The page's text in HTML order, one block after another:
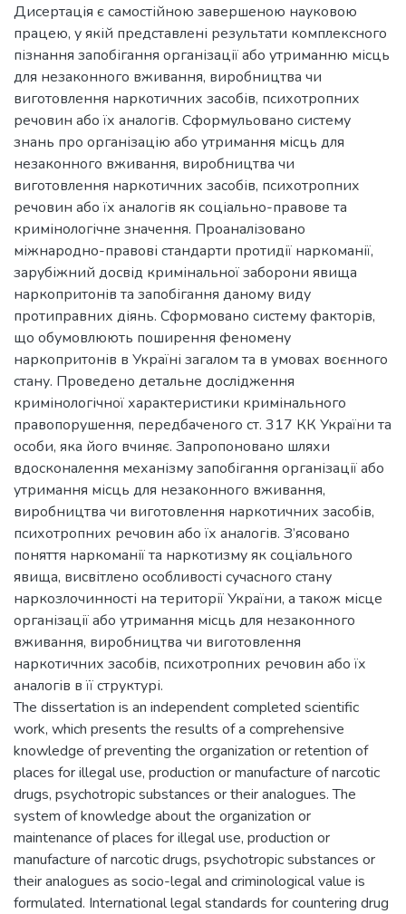
Дисертація є самостійною завершеною науковою
працею, у якій представлені результати комплексного
пізнання запобігання організації або утриманню місць
для незаконного вживання, виробництва чи
виготовлення наркотичних засобів, психотропних
речовин або їх аналогів. Сформульовано систему
знань про організацію або утримання місць для
незаконного вживання, виробництва чи
виготовлення наркотичних засобів, психотропних
речовин або їх аналогів як соціально-правове та
кримінологічне значення. Проаналізовано
міжнародно-правові стандарти протидії наркоманії,
зарубіжний досвід кримінальної заборони явища
наркопритонів та запобігання даному виду
протиправних діянь. Сформовано систему факторів,
що обумовлюють поширення феномену
наркопритонів в Україні загалом та в умовах воєнного
стану. Проведено детальне дослідження
кримінологічної характеристики кримінального
правопорушення, передбаченого ст. 317 КК України та
особи, яка його вчиняє. Запропоновано шляхи
вдосконалення механізму запобігання організації або
утримання місць для незаконного вживання,
виробництва чи виготовлення наркотичних засобів,
психотропних речовин або їх аналогів. З’ясовано
поняття наркоманії та наркотизму як соціального
явища, висвітлено особливості сучасного стану
наркозлочинності на території України, а також місце
організації або утримання місць для незаконного
вживання, виробництва чи виготовлення
наркотичних засобів, психотропних речовин або їх
аналогів в її структурі.
The dissertation is an independent completed scientific
work, which presents the results of a comprehensive
knowledge of preventing the organization or retention of
places for illegal use, production or manufacture of narcotic
drugs, psychotropic substances or their analogues. The
system of knowledge about the organization or
maintenance of places for illegal use, production or
manufacture of narcotic drugs, psychotropic substances or
their analogues as socio-legal and criminological value is
formulated. International legal standards for countering drug